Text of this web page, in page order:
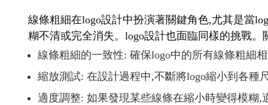
線條粗細在logo設計中扮演著關鍵角色,尤其是當
糊不清或完全消失。logo設計也面臨同樣的挑戰。
線條粗細的一致性: 確保logo中的所有線條粗細
縮放測試: 在設計過程中,不斷將logo縮小到各種
適度調整: 如果發現某些線條在縮小時變得模糊,